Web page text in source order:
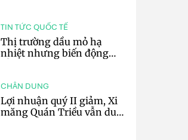
TIN TỨC QUỐC TẾ
Thị trường dầu mỏ hạ
nhiệt nhưng biến động
CHÂN DUNG
Lợi nhuận quý II giảm, Xi
măng Quán Triều vẫn duy